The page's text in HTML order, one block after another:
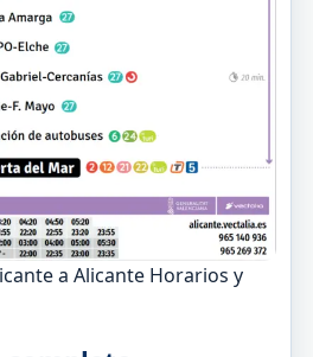
a Alicante Horarios y